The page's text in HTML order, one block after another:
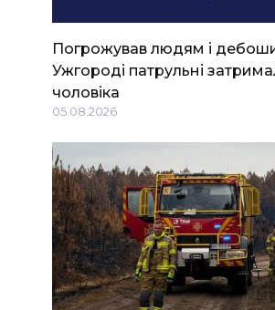
Погрожував людям і
Ужгороді патрульні
чоловіка
05.08.2026